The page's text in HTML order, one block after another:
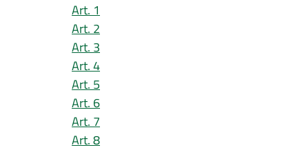
Art. 1
Art. 2
Art. 3
Art. 4
Art. 5
Art. 6
Art. 7
Art. 8